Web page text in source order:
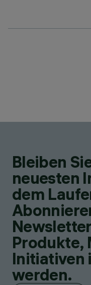
Bleiben
neuesten
dem
Produkte,
Initiativen
werden.